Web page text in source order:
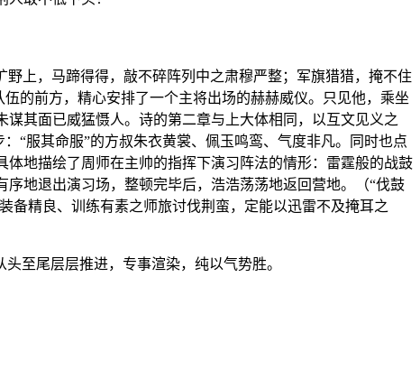
野上，马蹄得得，敲不碎阵列中之肃穆严整；军旗猎猎，掩不住
的前方，精心安排了一个主将出场的赫赫威仪。只见他，乘坐
其面已威猛慑人。诗的第二章与上大体相同，以互文见义之
“服其命服”的方叔朱衣黄裳、佩玉鸣鸾、气度非凡。同时也点
地描绘了周师在主帅的指挥下演习阵法的情形：雷霆般的战鼓
地退出演习场，整顿完毕后，浩浩荡荡地返回营地。（“伐鼓
备精良、训练有素之师旅讨伐荆蛮，定能以迅雷不及掩耳之
至尾层层推进，专事渲染，纯以气势胜。